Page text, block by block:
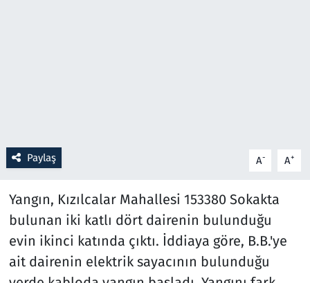
Paylaş A- A+
Yangın, Kızılcalar Mahallesi 153380 Sokakta
bulunan iki katlı dört dairenin bulunduğu
evin ikinci katında çıktı. İddiaya göre, B.B.'ye
ait dairenin elektrik sayacının bulunduğu
Spor
Televizyon